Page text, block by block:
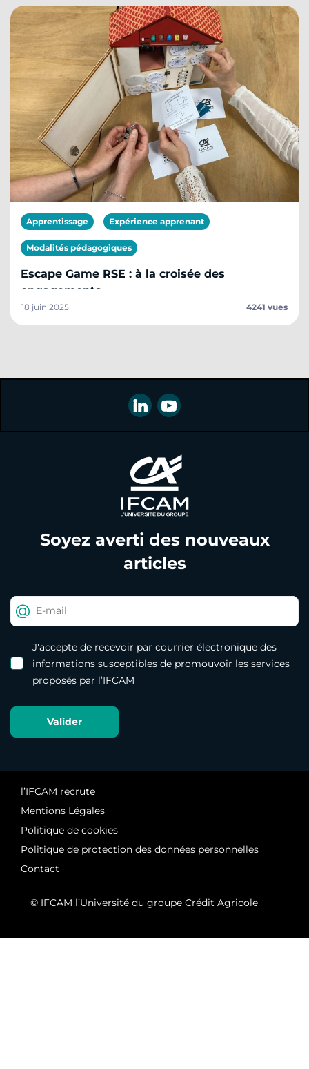
Apprentissage Expérience apprenant
Modalités pédagogiques
Escape Game RSE : à la croisée des
engagements
18 juin 2025 4241 vues
Soyez averti des nouveaux
articles
J'accepte de recevoir par courrier électronique des
informations susceptibles de promouvoir les services
proposés par l’IFCAM
l’IFCAM recrute
Mentions Légales
Politique de cookies
Politique de protection des données personnelles
Contact
© IFCAM l’Université du groupe Crédit Agricole